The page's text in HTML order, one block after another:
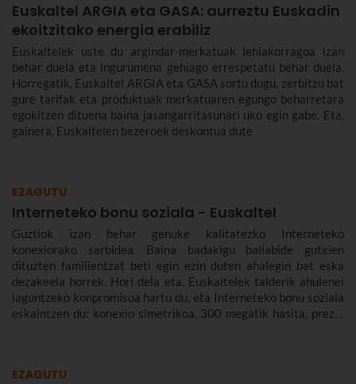
Euskaltel ARGIA eta GASA: aurreztu Euskadin
ekoitzitako energia erabiliz
Euskaltelek uste du argindar-merkatuak lehiakorragoa izan
behar duela eta ingurumena gehiago errespetatu behar duela.
Horregatik, Euskaltel ARGIA eta GASA sortu dugu, zerbitzu bat
gure tarifak eta produktuak merkatuaren egungo beharretara
egokitzen dituena baina jasangarritasunari uko egin gabe. Eta,
gainera, Euskaltelen bezeroek deskontua dute
EZAGUTU
Interneteko bonu soziala - Euskaltel
Guztiok izan behar genuke kalitatezko Interneteko
konexiorako sarbidea. Baina badakigu baliabide gutxien
dituzten familientzat beti egin ezin duten ahalegin bat eska
dezakeela horrek. Hori dela eta, Euskaltelek talderik ahulenei
laguntzeko konpromisoa hartu du, eta Interneteko bonu soziala
eskaintzen du: konexio simetrikoa, 300 megatik hasita, prezio
EZAGUTU